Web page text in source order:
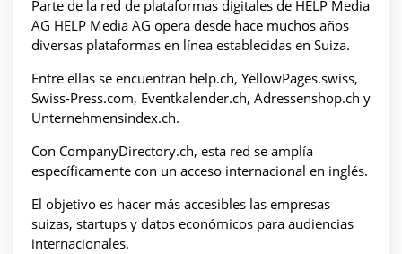
Parte de la red de plataformas digitales de HELP Media
AG HELP Media AG opera desde hace muchos años
diversas plataformas en línea establecidas en Suiza.
Entre ellas se encuentran help.ch, YellowPages.swiss,
Swiss-Press.com, Eventkalender.ch, Adressenshop.ch y
Unternehmensindex.ch.
Con CompanyDirectory.ch, esta red se amplía
específicamente con un acceso internacional en inglés.
El objetivo es hacer más accesibles las empresas
suizas, startups y datos económicos para audiencias
internacionales.